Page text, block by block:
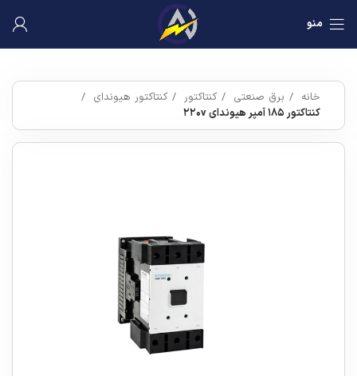
منو
خانه برق صنعتی کنتاکتور
کنتاکتور هیوندای
کنتاکتور ۱۸۵ آمپر هیوندای ۲۲۰v